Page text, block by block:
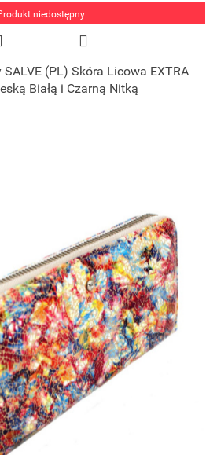
niedostępny
(PL) Skóra Licowa EXTRA
Białą i Czarną Nitką